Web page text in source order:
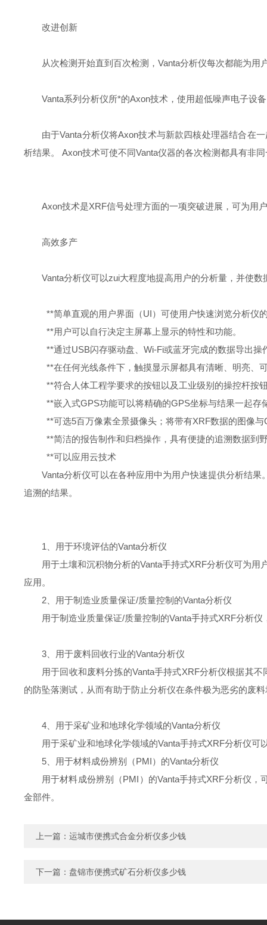
改进创新
从次检测开始直到百次检测，Vanta分析仪每次都能为用
Vanta系列分析仪所*的Axon技术，使用超低噪声电子设
由于Vanta分析仪将Axon技术与新款四核处理器结合在
析结果。 Axon技术可使不同Vanta仪器的各次检测都具有非
Axon技术是XRF信号处理方面的一项突破进展，可为用
高效多产
Vanta分析仪可以zui大程度地提高用户的分析量，并使
**简单直观的用户界面（UI）可使用户快速浏览分析仪
**用户可以自行决定主屏幕上显示的特性和功能。
**通过USB闪存驱动盘、Wi-Fi或蓝牙完成的数据导出操
**在任何光线条件下，触摸显示屏都具有清晰、明亮、
**符合人体工程学要求的按钮以及工业级别的操控杆按
**嵌入式GPS功能可以将精确的GPS坐标与结果一起
**可选5百万像素全景摄像头；将带有XRF数据的图像
**简洁的报告制作和归档操作，具有便捷的追溯数据到
**可以应用云技术
Vanta分析仪可以在各种应用中为用户快速提供分析结
追溯的结果。
1、用于环境评估的Vanta分析仪
用于土壤和沉积物分析的Vanta手持式XRF分析仪可为
应用。
2、用于制造业质量保证/质量控制的Vanta分析仪
用于制造业质量保证/质量控制的Vanta手持式XRF分析
3、用于废料回收行业的Vanta分析仪
用于回收和废料分拣的Vanta手持式XRF分析仪根据其
的防坠落测试，从而有助于防止分析仪在条件极为恶劣的废
4、用于采矿业和地球化学领域的Vanta分析仪
用于采矿业和地球化学领域的Vanta手持式XRF分析仪
5、用于材料成份辨别（PMI）的Vanta分析仪
用于材料成份辨别（PMI）的Vanta手持式XRF分析仪
金部件。
上一篇： 运城市便携式合金分析仪多少钱
下一篇： 盘锦市便携式矿石分析仪多少钱